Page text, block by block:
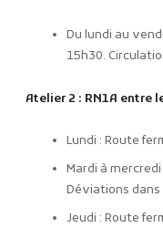
Du lundi au
15h30.
Atelier 2 : RN1A entre
Lundi : Route
Mardi à
Déviations dans
Jeudi : Route